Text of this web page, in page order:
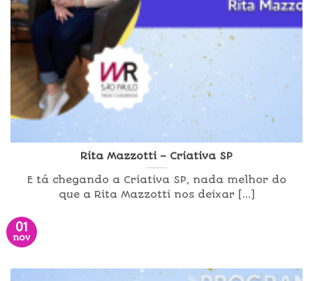
Rita Mazzotti – Criativa SP
E tá chegando a Criativa SP, nada melhor do
que a Rita Mazzotti nos deixar [...]
01
nov